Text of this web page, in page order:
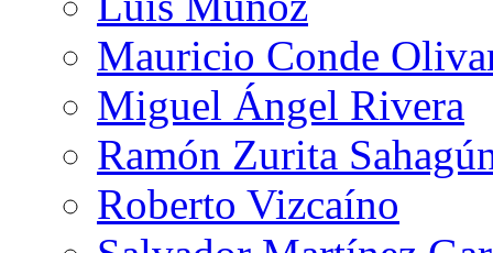
Mauricio Conde
Miguel Ángel Rivera
Ramón Zurita
Roberto Vizcaíno